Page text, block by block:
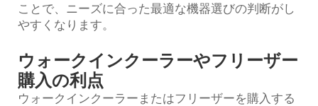
ことで、ニーズに合った最適な機器選びの判断がし
やすくなります。
ウォークインクーラーやフリーザー
購入の利点
ウォークインクーラーまたはフリーザーを購入する